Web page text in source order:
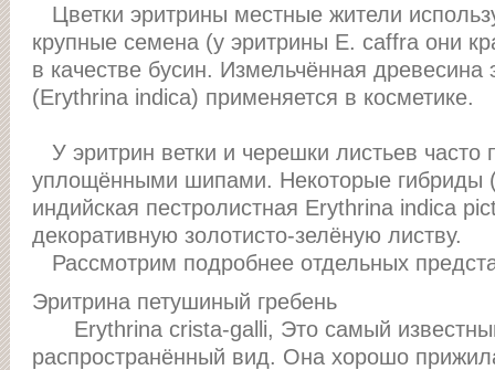
Цветки эритрины местные жители
крупные семена (у эритрины E. caffra они
в качестве бусин. Измельчённая древесина
(Erythrina indica) применяется в косметике.
У эритрин ветки и черешки листьев часто
уплощёнными шипами. Некоторые гибриды
индийская пестролистная Erythrina indica
декоративную золотисто-зелёную листву.
Рассмотрим подробнее отдельных
Эритрина петушиный гребень
Erythrina crista-galli, Это самый
распространённый вид. Она хорошо